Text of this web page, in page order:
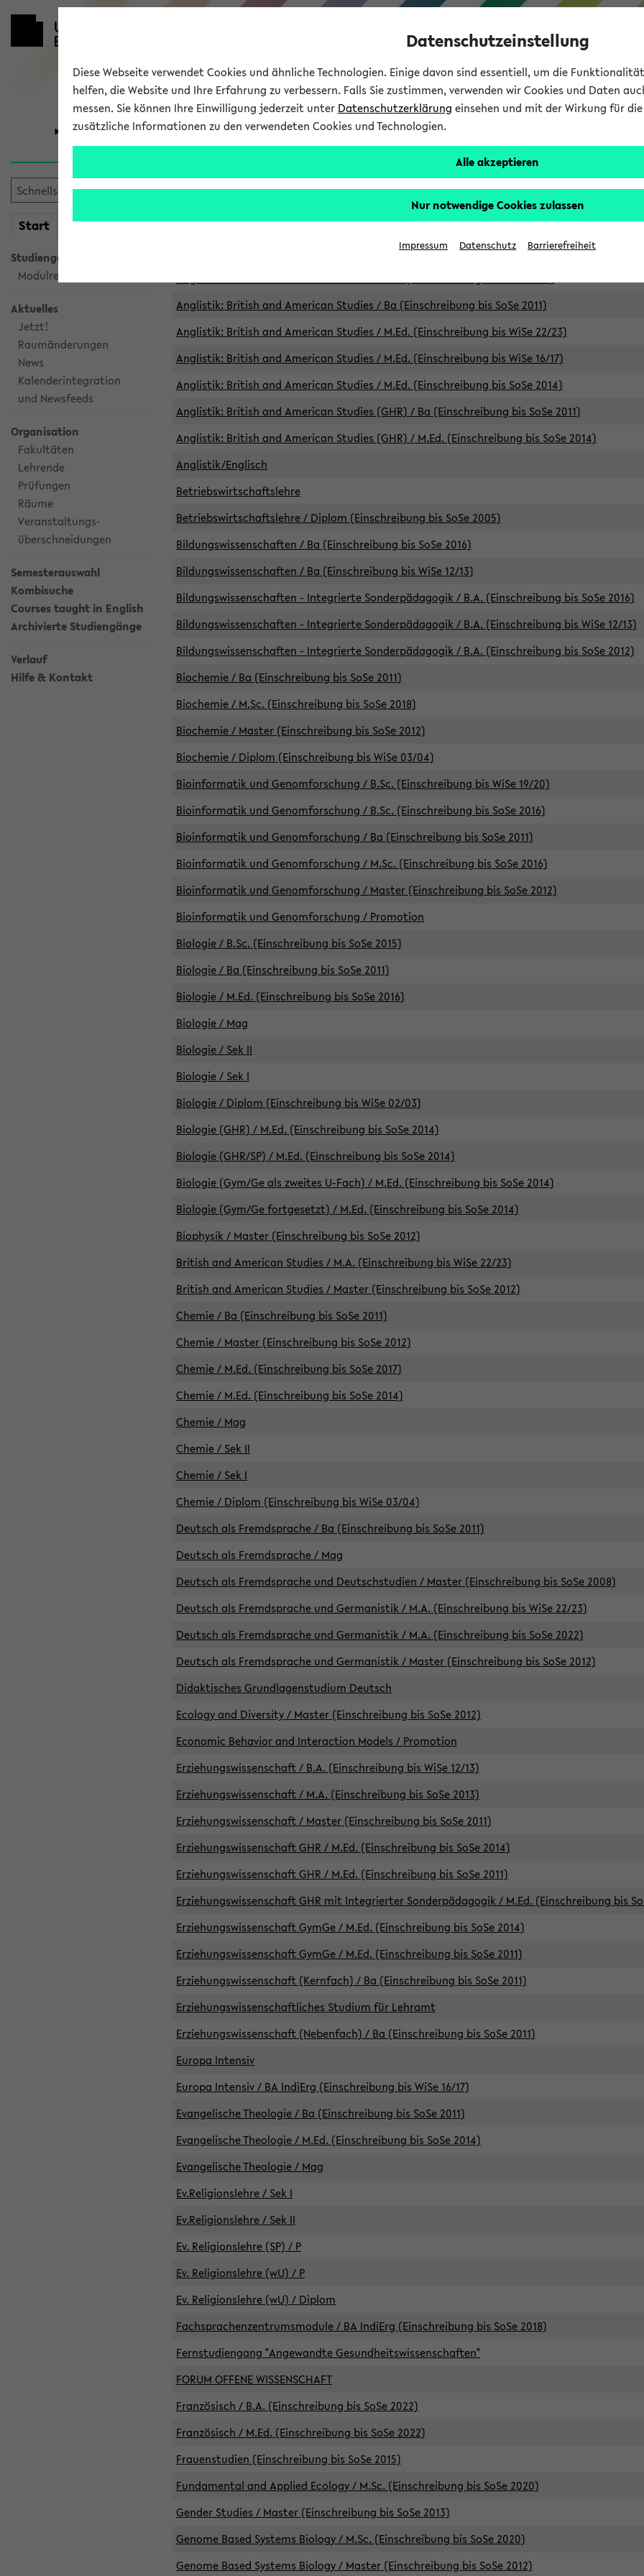
Universität Forschung Studium
Start meineKVV
Studiengangsauswahl
Modulrecherche
Aktuelles
Jetzt!
Raumänderungen
News
Kalenderintegration
und Newsfeeds
Organisation
Fakultäten
Lehrende
Prüfungen
Räume
Veranstaltungs-
überschneidungen
Semesterauswahl
Kombisuche
Courses taught in English
Archivierte Studiengänge
Verlauf
Hilfe & Kontakt
Archivierte Studiengänge
Anglistik: British and American Studies / B.A. (Einschreibung bis WiSe 16/17)
Anglistik: British and American Studies / B.A. (Einschreibung bis SoSe 2015)
Anglistik: British and American Studies / Ba (Einschreibung bis SoSe 2011)
Anglistik: British and American Studies / M.Ed. (Einschreibung bis WiSe 22/23)
Anglistik: British and American Studies / M.Ed. (Einschreibung bis WiSe 16/17)
Anglistik: British and American Studies / M.Ed. (Einschreibung bis SoSe 2014)
Anglistik: British and American Studies (GHR) / Ba (Einschreibung bis SoSe 2011)
Anglistik: British and American Studies (GHR) / M.Ed. (Einschreibung bis SoSe 2014)
Anglistik/Englisch
Betriebswirtschaftslehre
Betriebswirtschaftslehre / Diplom (Einschreibung bis SoSe 2005)
Bildungswissenschaften / Ba (Einschreibung bis SoSe 2016)
Bildungswissenschaften / Ba (Einschreibung bis WiSe 12/13)
Bildungswissenschaften - Integrierte Sonderpädagogik / B.A. (Einschreibung bis SoSe 2016)
Bildungswissenschaften - Integrierte Sonderpädagogik / B.A. (Einschreibung bis WiSe 12/13)
Bildungswissenschaften - Integrierte Sonderpädagogik / B.A. (Einschreibung bis SoSe 2012)
Biochemie / Ba (Einschreibung bis SoSe 2011)
Biochemie / M.Sc. (Einschreibung bis SoSe 2018)
Biochemie / Master (Einschreibung bis SoSe 2012)
Biochemie / Diplom (Einschreibung bis WiSe 03/04)
Bioinformatik und Genomforschung / B.Sc. (Einschreibung bis WiSe 19/20)
Bioinformatik und Genomforschung / B.Sc. (Einschreibung bis SoSe 2016)
Bioinformatik und Genomforschung / Ba (Einschreibung bis SoSe 2011)
Bioinformatik und Genomforschung / M.Sc. (Einschreibung bis SoSe 2016)
Bioinformatik und Genomforschung / Master (Einschreibung bis SoSe 2012)
Bioinformatik und Genomforschung / Promotion
Biologie / B.Sc. (Einschreibung bis SoSe 2015)
Biologie / Ba (Einschreibung bis SoSe 2011)
Biologie / M.Ed. (Einschreibung bis SoSe 2016)
Biologie / Mag
Biologie / Sek II
Biologie / Sek I
Biologie / Diplom (Einschreibung bis WiSe 02/03)
Biologie (GHR) / M.Ed. (Einschreibung bis SoSe 2014)
Biologie (GHR/SP) / M.Ed. (Einschreibung bis SoSe 2014)
Biologie (Gym/Ge als zweites U-Fach) / M.Ed. (Einschreibung bis SoSe 2014)
Biologie (Gym/Ge fortgesetzt) / M.Ed. (Einschreibung bis SoSe 2014)
Biophysik / Master (Einschreibung bis SoSe 2012)
British and American Studies / M.A. (Einschreibung bis WiSe 22/23)
British and American Studies / Master (Einschreibung bis SoSe 2012)
Chemie / Ba (Einschreibung bis SoSe 2011)
Chemie / Master (Einschreibung bis SoSe 2012)
Chemie / M.Ed. (Einschreibung bis SoSe 2017)
Chemie / M.Ed. (Einschreibung bis SoSe 2014)
Chemie / Mag
Chemie / Sek II
Chemie / Sek I
Chemie / Diplom (Einschreibung bis WiSe 03/04)
Deutsch als Fremdsprache / Ba (Einschreibung bis SoSe 2011)
Deutsch als Fremdsprache / Mag
Deutsch als Fremdsprache und Deutschstudien / Master (Einschreibung bis SoSe 2008)
Deutsch als Fremdsprache und Germanistik / M.A. (Einschreibung bis WiSe 22/23)
Deutsch als Fremdsprache und Germanistik / M.A. (Einschreibung bis SoSe 2022)
Deutsch als Fremdsprache und Germanistik / Master (Einschreibung bis SoSe 2012)
Didaktisches Grundlagenstudium Deutsch
Ecology and Diversity / Master (Einschreibung bis SoSe 2012)
Economic Behavior and Interaction Models / Promotion
Erziehungswissenschaft / B.A. (Einschreibung bis WiSe 12/13)
Erziehungswissenschaft / M.A. (Einschreibung bis SoSe 2013)
Erziehungswissenschaft / Master (Einschreibung bis SoSe 2011)
Erziehungswissenschaft GHR / M.Ed. (Einschreibung bis SoSe 2014)
Erziehungswissenschaft GHR / M.Ed. (Einschreibung bis SoSe 2011)
Erziehungswissenschaft GHR mit Integrierter Sonderpädagogik / M.Ed. (Einschreibung bis
Erziehungswissenschaft GymGe / M.Ed. (Einschreibung bis SoSe 2014)
Erziehungswissenschaft GymGe / M.Ed. (Einschreibung bis SoSe 2011)
Erziehungswissenschaft (Kernfach) / Ba (Einschreibung bis SoSe 2011)
Erziehungswissenschaftliches Studium für Lehramt
Erziehungswissenschaft (Nebenfach) / Ba (Einschreibung bis SoSe 2011)
Europa Intensiv
Europa Intensiv / BA IndiErg (Einschreibung bis WiSe 16/17)
Evangelische Theologie / Ba (Einschreibung bis SoSe 2011)
Evangelische Theologie / M.Ed. (Einschreibung bis SoSe 2014)
Evangelische Theologie / Mag
Ev.Religionslehre / Sek I
Ev.Religionslehre / Sek II
Ev. Religionslehre (SP) / P
Ev. Religionslehre (wU) / P
Ev. Religionslehre (wU) / Diplom
Fachsprachenzentrumsmodule / BA IndiErg (Einschreibung bis SoSe 2018)
Fernstudiengang "Angewandte Gesundheitswissenschaften"
FORUM OFFENE WISSENSCHAFT
Französisch / B.A. (Einschreibung bis SoSe 2022)
Französisch / M.Ed. (Einschreibung bis SoSe 2022)
Frauenstudien (Einschreibung bis SoSe 2015)
Fundamental and Applied Ecology / M.Sc. (Einschreibung bis SoSe 2020)
Gender Studies / Master (Einschreibung bis SoSe 2013)
Genome Based Systems Biology / M.Sc. (Einschreibung bis SoSe 2020)
Genome Based Systems Biology / Master (Einschreibung bis SoSe 2012)
Datenschutzeinstellung
Diese Webseite verwendet Cookies und ähnliche Technologien. Einige davon sind essentiell, um die
helfen, die Website und Ihre Erfahrung zu verbessern. Falls Sie zustimmen, verwenden wir Cookies und Daten
messen. Sie können Ihre Einwilligung jederzeit unter Datenschutzerklärung einsehen und mit der Wirkung für
zusätzliche Informationen zu den verwendeten Cookies und Technologien.
Alle akzeptieren
Nur notwendige Cookies zulassen
Impressum Datenschutz Barrierefreiheit